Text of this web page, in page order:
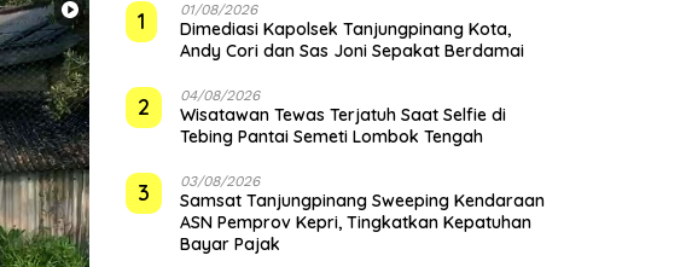
1 01/08/2026
Dimediasi Kapolsek Tanjungpinang Kota,
Andy Cori dan Sas Joni Sepakat Berdamai
2 04/08/2026
Wisatawan Tewas Terjatuh Saat Selfie di
Tebing Pantai Semeti Lombok Tengah
3 03/08/2026
Samsat Tanjungpinang Sweeping Kendaraan
ASN Pemprov Kepri, Tingkatkan Kepatuhan
Bayar Pajak